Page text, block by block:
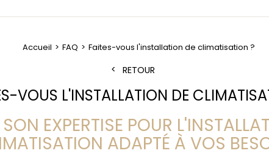
Accueil FAQ Faites-vous l'installation de climatisation ?
RETOUR
VOUS L'INSTALLATION DE
EXPERTISE POUR
ADAPTÉ À VOS